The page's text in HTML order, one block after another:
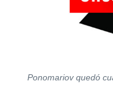
Ponomariov quedó